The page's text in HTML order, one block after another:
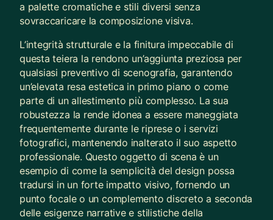
a palette cromatiche e stili diversi senza
sovraccaricare la composizione visiva.
L’integrità strutturale e la finitura impeccabile di
questa teiera la rendono un’aggiunta preziosa per
qualsiasi preventivo di scenografia, garantendo
un’elevata resa estetica in primo piano o come
parte di un allestimento più complesso. La sua
robustezza la rende idonea a essere maneggiata
frequentemente durante le riprese o i servizi
fotografici, mantenendo inalterato il suo aspetto
professionale. Questo oggetto di scena è un
esempio di come la semplicità del design possa
tradursi in un forte impatto visivo, fornendo un
punto focale o un complemento discreto a seconda
delle esigenze narrative e stilistiche della